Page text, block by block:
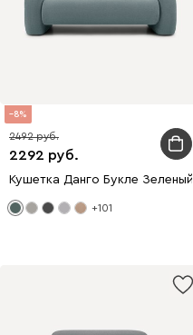
8
2292
2492
Кушетка Данго Букле Зеленый
+101